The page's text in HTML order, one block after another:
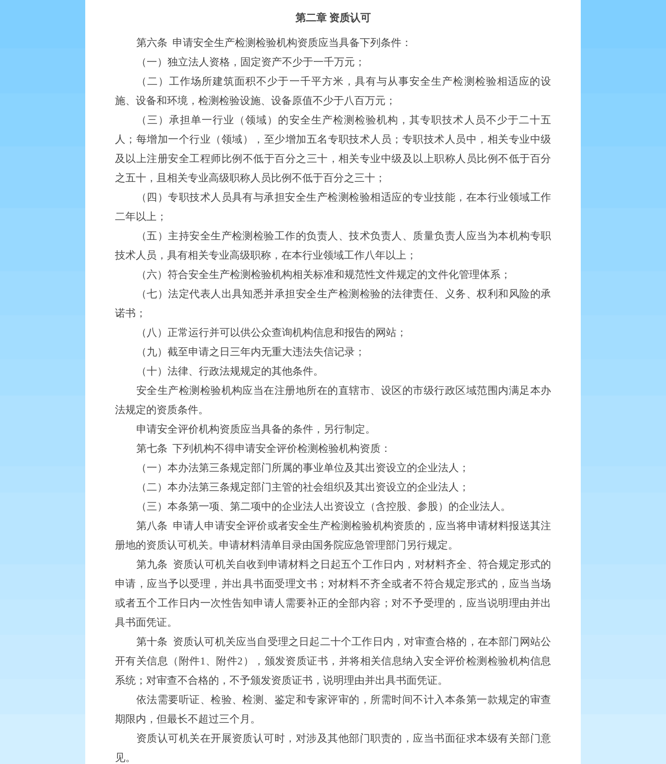
第二章 资质认可
第六条 申请安全生产检测检验机构资质应当具备下列条件：
（一）独立法人资格，固定资产不少于一千万元；
（二）工作场所建筑面积不少于一千平方米，具有与从事安全生产检测检验相适应的设
施、设备和环境，检测检验设施、设备原值不少于八百万元；
（三）承担单一行业（领域）的安全生产检测检验机构，其专职技术人员不少于二十五
人；每增加一个行业（领域），至少增加五名专职技术人员；专职技术人员中，相关专业中级
及以上注册安全工程师比例不低于百分之三十，相关专业中级及以上职称人员比例不低于百分
之五十，且相关专业高级职称人员比例不低于百分之三十；
（四）专职技术人员具有与承担安全生产检测检验相适应的专业技能，在本行业领域工作
二年以上；
（五）主持安全生产检测检验工作的负责人、技术负责人、质量负责人应当为本机构专职
技术人员，具有相关专业高级职称，在本行业领域工作八年以上；
（六）符合安全生产检测检验机构相关标准和规范性文件规定的文件化管理体系；
（七）法定代表人出具知悉并承担安全生产检测检验的法律责任、义务、权利和风险的承
诺书；
（八）正常运行并可以供公众查询机构信息和报告的网站；
（九）截至申请之日三年内无重大违法失信记录；
（十）法律、行政法规规定的其他条件。
安全生产检测检验机构应当在注册地所在的直辖市、设区的市级行政区域范围内满足本办
法规定的资质条件。
申请安全评价机构资质应当具备的条件，另行制定。
第七条 下列机构不得申请安全评价检测检验机构资质：
（一）本办法第三条规定部门所属的事业单位及其出资设立的企业法人；
（二）本办法第三条规定部门主管的社会组织及其出资设立的企业法人；
（三）本条第一项、第二项中的企业法人出资设立（含控股、参股）的企业法人。
第八条 申请人申请安全评价或者安全生产检测检验机构资质的，应当将申请材料报送其注
册地的资质认可机关。申请材料清单目录由国务院应急管理部门另行规定。
第九条 资质认可机关自收到申请材料之日起五个工作日内，对材料齐全、符合规定形式的
申请，应当予以受理，并出具书面受理文书；对材料不齐全或者不符合规定形式的，应当当场
或者五个工作日内一次性告知申请人需要补正的全部内容；对不予受理的，应当说明理由并出
具书面凭证。
第十条 资质认可机关应当自受理之日起二十个工作日内，对审查合格的，在本部门网站公
开有关信息（附件1、附件2），颁发资质证书，并将相关信息纳入安全评价检测检验机构信息
系统；对审查不合格的，不予颁发资质证书，说明理由并出具书面凭证。
依法需要听证、检验、检测、鉴定和专家评审的，所需时间不计入本条第一款规定的审查
期限内，但最长不超过三个月。
资质认可机关在开展资质认可时，对涉及其他部门职责的，应当书面征求本级有关部门意
见。